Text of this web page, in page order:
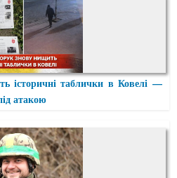
історичні таблички в Ковелі —
атакою